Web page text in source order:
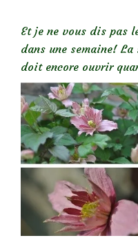
Et je ne vous dis pas
dans une semaine! La
doit encore ouvrir